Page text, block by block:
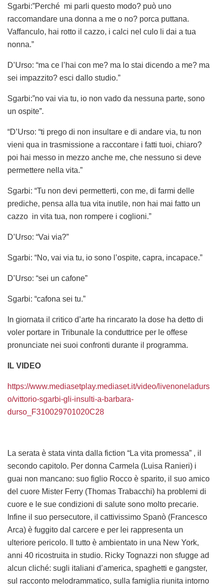
Sgarbi:”Perché mi parli questo modo? può uno
raccomandare una donna a me o no? porca puttana.
Vaffanculo, hai rotto il cazzo, i calci nel culo li dai a tua
nonna.”
D’Urso: “ma ce l’hai con me? ma lo stai dicendo a me? ma
sei impazzito? esci dallo studio.”
Sgarbi:”no vai via tu, io non vado da nessuna parte, sono
un ospite”.
“D’Urso: “ti prego di non insultare e di andare via, tu non
vieni qua in trasmissione a raccontare i fatti tuoi, chiaro?
poi hai messo in mezzo anche me, che nessuno si deve
permettere nella vita.”
Sgarbi: “Tu non devi permetterti, con me, di farmi delle
prediche, pensa alla tua vita inutile, non hai mai fatto un
cazzo in vita tua, non rompere i coglioni.”
D’Urso: “Vai via?”
Sgarbi: “No, vai via tu, io sono l’ospite, capra, incapace.”
D’Urso: “sei un cafone”
Sgarbi: “cafona sei tu.”
In giornata il critico d’arte ha rincarato la dose ha detto di
voler portare in Tribunale la conduttrice per le offese
pronunciate nei suoi confronti durante il programma.
IL VIDEO
https://www.mediasetplay.mediaset.it/video/livenoneladurs
o/vittorio-sgarbi-gli-insulti-a-barbara-
durso_F310029701020C28
La serata è stata vinta dalla fiction “La vita promessa” , il
secondo capitolo. Per donna Carmela (Luisa Ranieri) i
guai non mancano: suo figlio Rocco è sparito, il suo amico
del cuore Mister Ferry (Thomas Trabacchi) ha problemi di
cuore e le sue condizioni di salute sono molto precarie.
Infine il suo persecutore, il cattivissimo Spanò (Francesco
Arca) è fuggito dal carcere e per lei rappresenta un
ulteriore pericolo. Il tutto è ambientato in una New York,
anni 40 ricostruita in studio. Ricky Tognazzi non sfugge ad
alcun cliché: sugli italiani d’america, spaghetti e gangster,
sul racconto melodrammatico, sulla famiglia riunita intorno